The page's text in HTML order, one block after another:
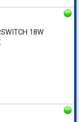
18W